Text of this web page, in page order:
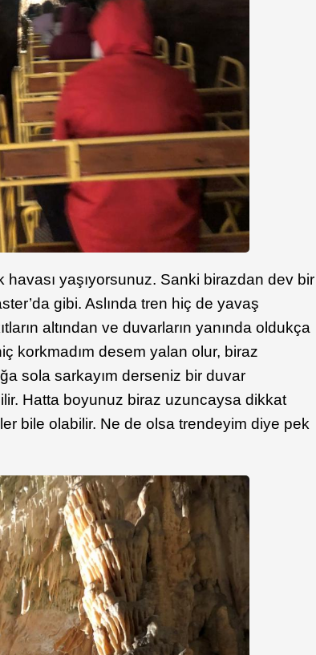
yaşıyorsunuz. Sanki birazdan dev bir
gibi. Aslında tren hiç de yavaş
altından ve duvarların yanında oldukça
korkmadım desem yalan olur, biraz
sola sarkayım derseniz bir duvar
Hatta boyunuz biraz uzuncaysa dikkat
bile olabilir. Ne de olsa trendeyim diye pek